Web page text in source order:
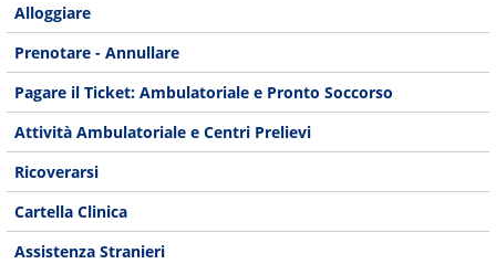
Alloggiare
Prenotare - Annullare
Pagare il Ticket: Ambulatoriale e Pronto Soccorso
Attività Ambulatoriale e Centri Prelievi
Ricoverarsi
Cartella Clinica
Assistenza Stranieri